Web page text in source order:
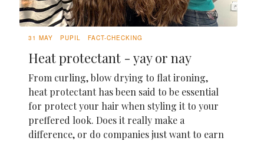
31 MAY PUPIL FACT-CHECKING
Heat protectant - yay or nay
From curling, blow drying to flat ironing,
heat protectant has been said to be essential
for protect your hair when styling it to your
preffered look. Does it really make a
difference, or do companies just want to earn